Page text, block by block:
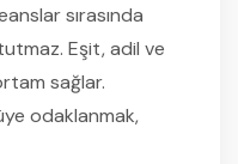
sırasında
Eşit, adil ve
sağlar.
odaklanmak,